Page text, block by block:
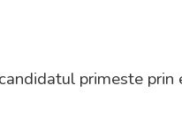
primeste